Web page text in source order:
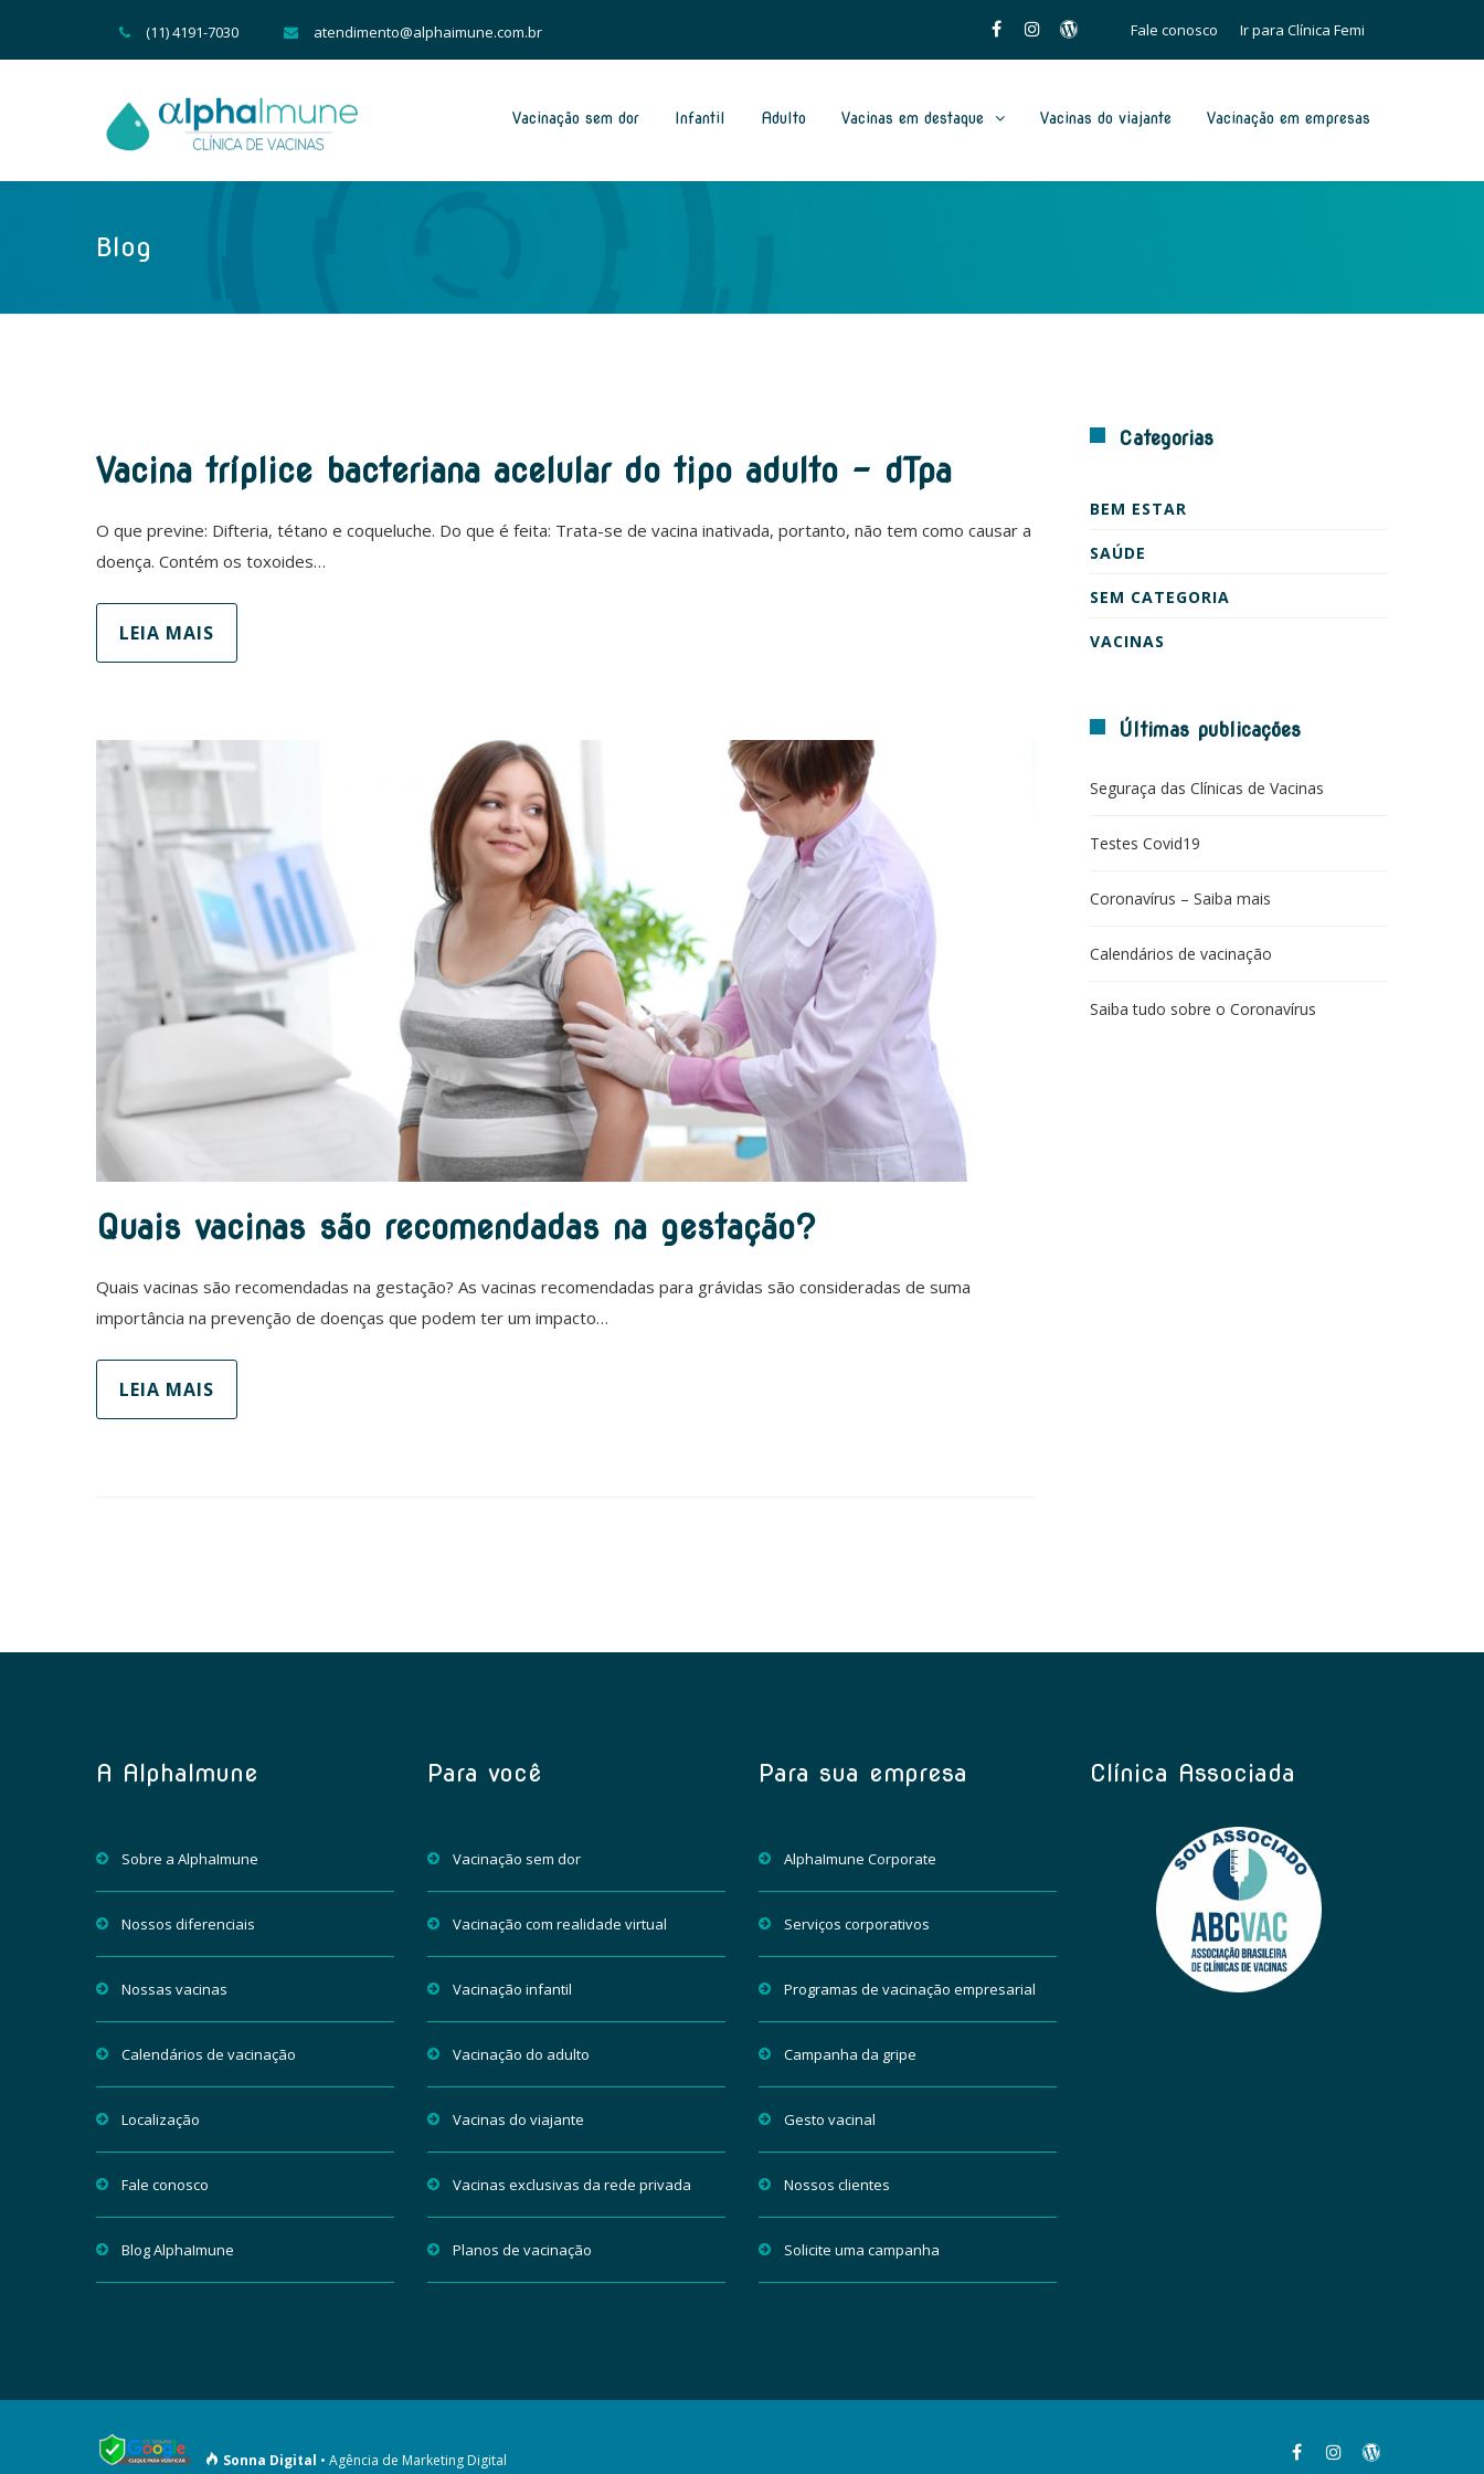
(11) 4191-7030 atendimento@alphaimune.com.br Fale conosco Ir para Clínica Femi
Vacinação sem dor Infantil Adulto Vacinas em destaque Vacinas do viajante Vacinação em empresas
Blog
Vacina tríplice bacteriana acelular do tipo adulto – dTpa
O que previne: Difteria, tétano e coqueluche. Do que é feita: Trata-se de vacina inativada, portanto, não tem como causar a
doença. Contém os toxoides…
LEIA MAIS
Quais vacinas são recomendadas na gestação?
Quais vacinas são recomendadas na gestação? As vacinas recomendadas para grávidas são consideradas de suma
importância na prevenção de doenças que podem ter um impacto…
LEIA MAIS
Categorias
BEM ESTAR
SAÚDE
SEM CATEGORIA
VACINAS
Últimas publicações
Seguraça das Clínicas de Vacinas
Testes Covid19
Coronavírus – Saiba mais
Calendários de vacinação
Saiba tudo sobre o Coronavírus
A AlphaImune
Sobre a AlphaImune
Nossos diferenciais
Nossas vacinas
Calendários de vacinação
Localização
Fale conosco
Blog AlphaImune
Para você
Vacinação sem dor
Vacinação com realidade virtual
Vacinação infantil
Vacinação do adulto
Vacinas do viajante
Vacinas exclusivas da rede privada
Planos de vacinação
Para sua empresa
AlphaImune Corporate
Serviços corporativos
Programas de vacinação empresarial
Campanha da gripe
Gesto vacinal
Nossos clientes
Solicite uma campanha
Clínica Associada
Sonna Digital • Agência de Marketing Digital